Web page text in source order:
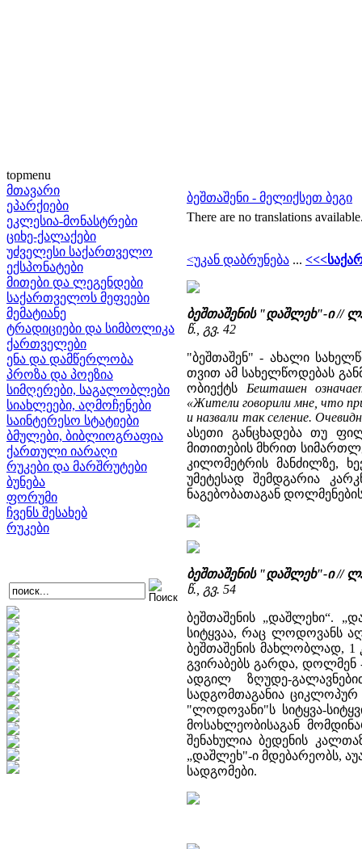
topmenu
მთავარი
ეპარქიები
ეკლესია-მონასტრები
ციხე-ქალაქები
უძველესი საქართველო
ექსპონატები
მითები და ლეგენდები
საქართველოს მეფეები
მემატიანე
ტრადიციები და სიმბოლიკა
ქართველები
ენა და დამწერლობა
პროზა და პოეზია
სიმღერები, საგალობლები
სიახლეები, აღმოჩენები
საინტერესო სტატიები
ბმულები, ბიბლიოგრაფია
ქართული იარაღი
რუკები და მარშრუტები
ბუნება
ფორუმი
ჩვენს შესახებ
რუკები
ბეშთაშენი - მელიქსეთ ბეგი
There are no translations
<უკან დაბრუნება ...
ბეშთაშენის "დაშლეხ"-ი //
წ., გვ. 42
"ბეშთაშენ" - ახალი
თვით ამ სახელწოდებას
ობიექტს Бешташен
«Жители говорили мне, что
и назвали так селение.
ასეთი განცხადება თუ
მითითების მხრით
კილომეტრის მანძილზე,
უმეტესად შემდგარია
ნაგებობათაგან
ბეშთაშენის "დაშლეხ"-ი //
წ., გვ. 54
ბეშთაშენის „დაშლეხი“.
სიტყვაა, რაც ლოდოვანს
ბეშთაშენის მახლობლად,
გვირაბებს გარდა, დოლმენ
ადგილ ზღუდე-
სადგომთაგანია
"ლოდოვანი"ს სიტყვა-
მოსახლეობისაგან
შენახულია ბედენის
„დაშლეხ"-ი მდებარეობს,
სადგომები.